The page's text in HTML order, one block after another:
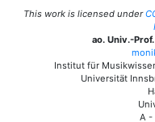
This work is licensed under
ao. Univ.-
Institut für
Universität
A -